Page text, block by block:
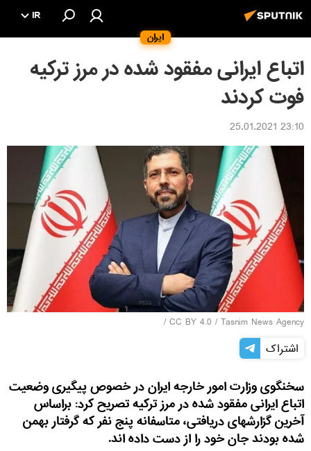
ایران
IR
اتباع ایرانی مفقود شده در مرز ترکیه
فوت کردند
23:10 25.01.2021
CC BY 4.0 / Tasnim News Agency
/
اشتراک
سخنگوی وزارت امور خارجه ایران در خصوص پیگیری وضعیت
اتباع ایرانی مفقود شده در مرز ترکیه تصریح کرد: براساس
آخرین گزارشهای دریافتی، متاسفانه پنج نفر که گرفتار بهمن
شده بودند جان خود را از دست داده ‌اند.